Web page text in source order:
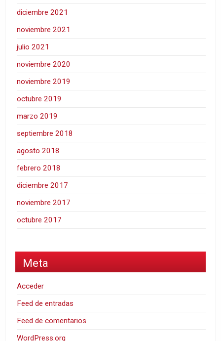
diciembre 2021
noviembre 2021
julio 2021
noviembre 2020
noviembre 2019
octubre 2019
marzo 2019
septiembre 2018
agosto 2018
febrero 2018
diciembre 2017
noviembre 2017
octubre 2017
Meta
Acceder
Feed de entradas
Feed de comentarios
WordPress.org